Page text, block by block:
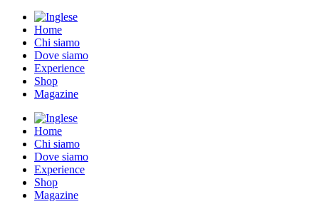
Home
Chi siamo
Dove siamo
Experience
Shop
Magazine
Home
Chi siamo
Dove siamo
Experience
Shop
Magazine